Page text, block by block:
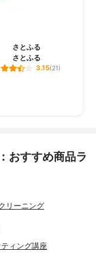
さとふる
さとふる
3.15(21)
おすすめ商品ラ
リーニング
ィング講座